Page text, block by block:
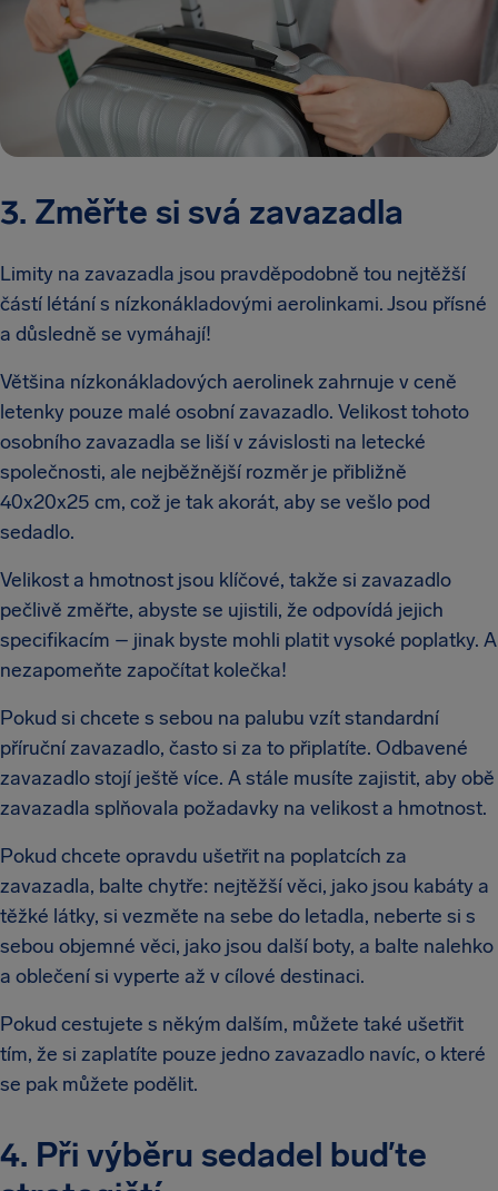
3. Změřte si svá zavazadla
Limity na zavazadla jsou pravděpodobně tou nejtěžší
částí létání s nízkonákladovými aerolinkami. Jsou přísné
a důsledně se vymáhají!
Většina nízkonákladových aerolinek zahrnuje v ceně
letenky pouze malé osobní zavazadlo. Velikost tohoto
osobního zavazadla se liší v závislosti na letecké
společnosti, ale nejběžnější rozměr je přibližně
40x20x25 cm, což je tak akorát, aby se vešlo pod
sedadlo.
Velikost a hmotnost jsou klíčové, takže si zavazadlo
pečlivě změřte, abyste se ujistili, že odpovídá jejich
specifikacím – jinak byste mohli platit vysoké poplatky. A
nezapomeňte započítat kolečka!
Pokud si chcete s sebou na palubu vzít standardní
příruční zavazadlo, často si za to připlatíte. Odbavené
zavazadlo stojí ještě více. A stále musíte zajistit, aby obě
zavazadla splňovala požadavky na velikost a hmotnost.
Pokud chcete opravdu ušetřit na poplatcích za
zavazadla, balte chytře: nejtěžší věci, jako jsou kabáty a
těžké látky, si vezměte na sebe do letadla, neberte si s
sebou objemné věci, jako jsou další boty, a balte nalehko
a oblečení si vyperte až v cílové destinaci.
Pokud cestujete s někým dalším, můžete také ušetřit
tím, že si zaplatíte pouze jedno zavazadlo navíc, o které
se pak můžete podělit.
4. Při výběru sedadel buďte